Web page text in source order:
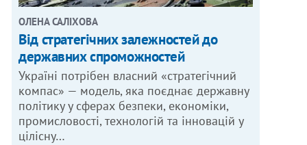
ОЛЕНА САЛІХОВА
Від стратегічних залежностей до
державних спроможностей
Україні потрібен власний «стратегічний
компас» — модель, яка поєднає державну
політику у сферах безпеки, економіки,
промисловості, технологій та інновацій у
цілісну…